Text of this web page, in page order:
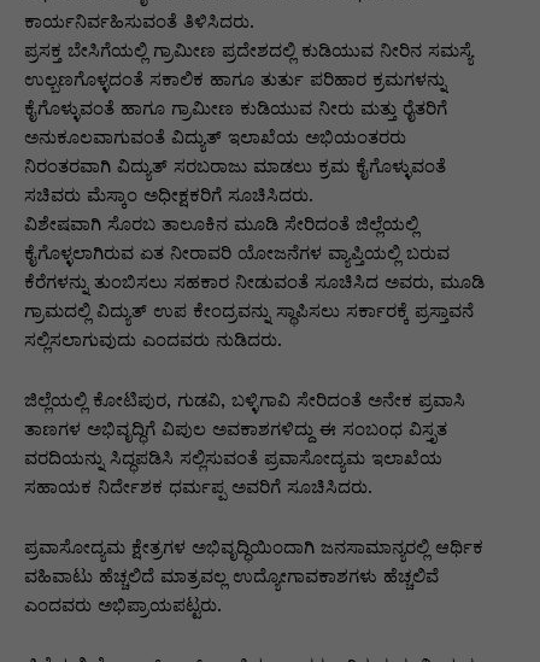
ಕಾರ್ಯನಿರ್ವಹಿಸುವಂತೆ ತಿಳಿಸಿದರು.
ಪ್ರಸಕ್ತ ಬೇಸಿಗೆಯಲ್ಲಿ ಗ್ರಾಮೀಣ ಪ್ರದೇಶದಲ್ಲಿ ಕುಡಿಯುವ ನೀರಿನ ಸಮಸ್ಯೆ
ಉಲ್ಬಣಗೊಳ್ಳದಂತೆ ಸಕಾಲಿಕ ಹಾಗೂ ತುರ್ತು ಪರಿಹಾರ ಕ್ರಮಗಳನ್ನು
ಕೈಗೊಳ್ಳುವಂತೆ ಹಾಗೂ ಗ್ರಾಮೀಣ ಕುಡಿಯುವ ನೀರು ಮತ್ತು ರೈತರಿಗೆ
ಅನುಕೂಲವಾಗುವಂತೆ ವಿದ್ಯುತ್ ಇಲಾಖೆಯ ಅಭಿಯಂತರರು
ನಿರಂತರವಾಗಿ ವಿದ್ಯುತ್ ಸರಬರಾಜು ಮಾಡಲು ಕ್ರಮ ಕೈಗೊಳ್ಳುವಂತೆ
ಸಚಿವರು ಮೆಸ್ಕಾಂ ಅಧೀಕ್ಷಕರಿಗೆ ಸೂಚಿಸಿದರು.
ವಿಶೇಷವಾಗಿ ಸೊರಬ ತಾಲೂಕಿನ ಮೂಡಿ ಸೇರಿದಂತೆ ಜಿಲ್ಲೆಯಲ್ಲಿ
ಕೈಗೊಳ್ಳಲಾಗಿರುವ ಏತ ನೀರಾವರಿ ಯೋಜನೆಗಳ ವ್ಯಾಪ್ತಿಯಲ್ಲಿ ಬರುವ
ಕೆರೆಗಳನ್ನು ತುಂಬಿಸಲು ಸಹಕಾರ ನೀಡುವಂತೆ ಸೂಚಿಸಿದ ಅವರು, ಮೂಡಿ
ಗ್ರಾಮದಲ್ಲಿ ವಿದ್ಯುತ್ ಉಪ ಕೇಂದ್ರವನ್ನು ಸ್ಥಾಪಿಸಲು ಸರ್ಕಾರಕ್ಕೆ ಪ್ರಸ್ತಾವನೆ
ಸಲ್ಲಿಸಲಾಗುವುದು ಎಂದವರು ನುಡಿದರು.
ಜಿಲ್ಲೆಯಲ್ಲಿ ಕೋಟಿಪುರ, ಗುಡವಿ, ಬಳ್ಳಿಗಾವಿ ಸೇರಿದಂತೆ ಅನೇಕ ಪ್ರವಾಸಿ
ತಾಣಗಳ ಅಭಿವೃದ್ಧಿಗೆ ವಿಪುಲ ಅವಕಾಶಗಳಿದ್ದು ಈ ಸಂಬoಧ ವಿಸ್ತೃತ
ವರದಿಯನ್ನು ಸಿದ್ಧಪಡಿಸಿ ಸಲ್ಲಿಸುವಂತೆ ಪ್ರವಾಸೋದ್ಯಮ ಇಲಾಖೆಯ
ಸಹಾಯಕ ನಿರ್ದೇಶಕ ಧರ್ಮಪ್ಪ ಅವರಿಗೆ ಸೂಚಿಸಿದರು.
ಪ್ರವಾಸೋದ್ಯಮ ಕ್ಷೇತ್ರಗಳ ಅಭಿವೃದ್ಧಿಯಿಂದಾಗಿ ಜನಸಾಮಾನ್ಯರಲ್ಲಿ ಆರ್ಥಿಕ
ವಹಿವಾಟು ಹೆಚ್ಚಲಿದೆ ಮಾತ್ರವಲ್ಲ ಉದ್ಯೋಗಾವಕಾಶಗಳು ಹೆಚ್ಚಲಿವೆ
ಎಂದವರು ಅಭಿಪ್ರಾಯಪಟ್ಟರು.